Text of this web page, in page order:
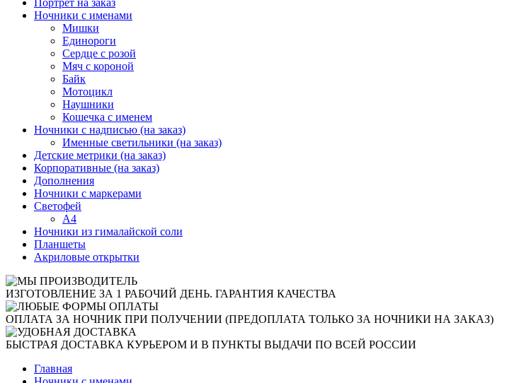
Портрет на заказ
Ночники с именами
Мишки
Единороги
Сердце с розой
Мяч с короной
Байк
Мотоцикл
Наушники
Кошечка с именем
Ночники с надписью (на заказ)
Именные светильники (на заказ)
Детские метрики (на заказ)
Корпоративные (на заказ)
Дополнения
Ночники с маркерами
Светофей
А4
Ночники из гималайской соли
Планшеты
Акриловые открытки
ИЗГОТОВЛЕНИЕ ЗА 1 РАБОЧИЙ ДЕНЬ. ГАРАНТИЯ КАЧЕСТВА
ОПЛАТА ЗА НОЧНИК ПРИ ПОЛУЧЕНИИ (ПРЕДОПЛАТА ТОЛЬКО ЗА НОЧНИКИ НА ЗАКАЗ)
БЫСТРАЯ ДОСТАВКА КУРЬЕРОМ И В ПУНКТЫ ВЫДАЧИ ПО ВСЕЙ РОССИИ
Главная